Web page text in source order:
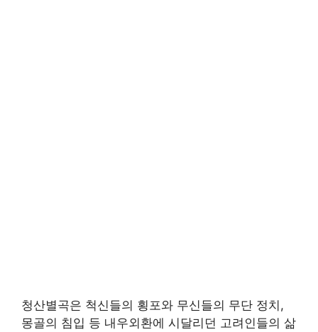
청산별곡은 척신들의 횡포와 무신들의 무단 정치,
몽골의 침입 등 내우외환에 시달리던 고려인들의 삶